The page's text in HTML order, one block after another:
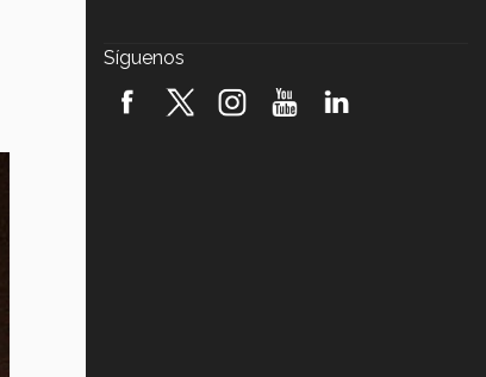
robótica FIRST 2026! (video)
Síguenos